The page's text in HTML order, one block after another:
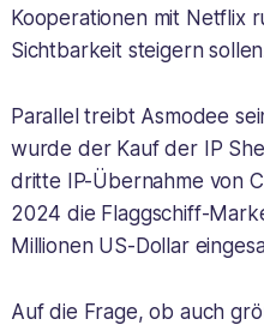
Kooperationen mit Netflix
Sichtbarkeit steigern
Parallel treibt Asmodee
wurde der Kauf der IP
dritte IP-Übernahme von
2024 die Flaggschiff-
Millionen US-Dollar
Auf die Frage, ob auch